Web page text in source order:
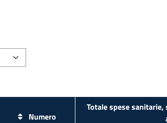
Numero
Totale spese